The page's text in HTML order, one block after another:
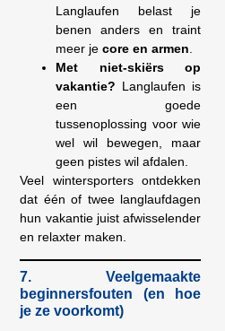
Langlaufen belast je
benen anders en traint
meer jecore en armen
Met niet-skiërs op
vakantie? Langlaufen is
een goede
tussenoplossing voor wie
wel wil bewegen, maar
geen pistes wil afdalen.
Veel wintersporters ontdekken
dat één of twee langlaufdagen
hun vakantie juist afwisselender
en relaxter maken.
7. Veelgemaakte
beginnersfouten (en hoe
je ze voorkomt)